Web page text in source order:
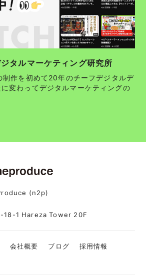
ジタルマーケティング研究所
制作を初めて20年のチーフデジタルデ
変わってデジタルマーケティングの
(n2p)
18-1 Hareza Tower 20F
会社概要 ブログ
採用情報